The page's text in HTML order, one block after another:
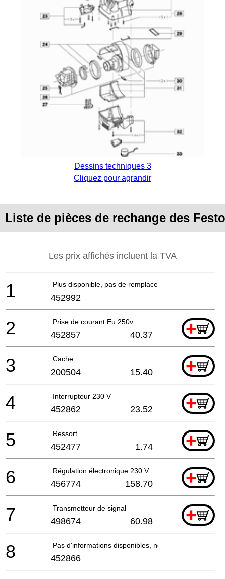
Dessins techniques 3
Cliquez pour agrandir
Liste de pièces de rechange des
Les prix affichés incluent la TVA
Plus disponible, pas de remplacement
1 452992
Prise de courant Eu 250v +
2 452857 40.37
Cache +
3 200504 15.40
Interrupteur 230 V +
4 452862 23.52
Ressort +
5 452477 1.74
Régulation électronique 230 V +
6 456774 158.70
Transmetteur de signal +
7 498674 60.98
Pas d'informations disponibles, non commandable
8 452866